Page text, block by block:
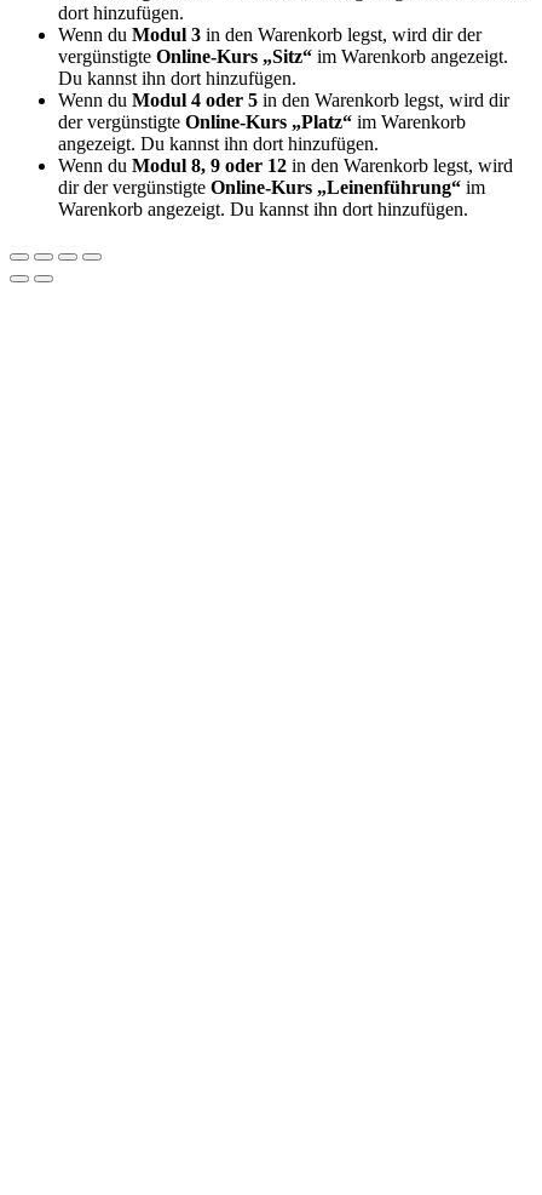
dort hinzufügen.
Wenn du Modul 3 in den Warenkorb legst, wird dir der
vergünstigte Online-Kurs „Sitz“ im Warenkorb angezeigt.
Du kannst ihn dort hinzufügen.
Wenn du Modul 4 oder 5 in den Warenkorb legst, wird dir
der vergünstigte Online-Kurs „Platz“ im Warenkorb
angezeigt. Du kannst ihn dort hinzufügen.
Wenn du Modul 8, 9 oder 12 in den Warenkorb legst, wird
dir der vergünstigte Online-Kurs „Leinenführung“ im
Warenkorb angezeigt. Du kannst ihn dort hinzufügen.